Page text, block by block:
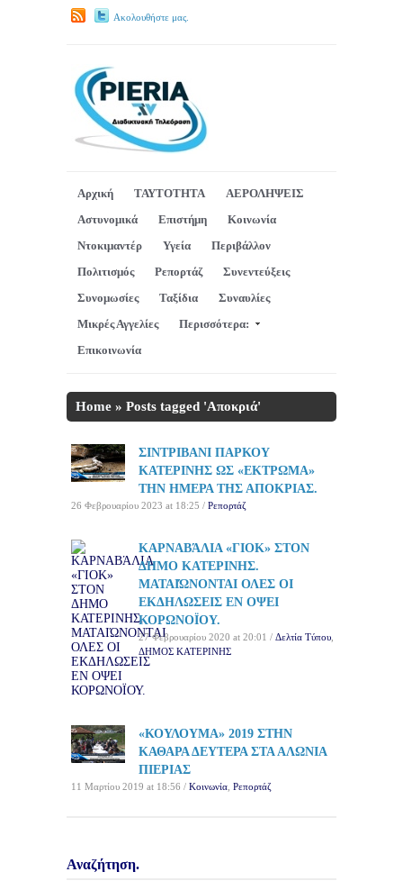
Ακολουθήστε μας.
Αρχική ΤΑΥΤΟΤΗΤΑ
ΑΕΡΟΛΗΨΕΙΣ
Αστυνομικά
Επιστήμη
Κοινωνία
Ντοκιμαντέρ
Υγεία
Περιβάλλον
Πολιτισμός
Ρεπορτάζ
Συνεντεύξεις
Συνομωσίες
Ταξίδια
Συναυλίες
Μικρές Αγγελίες
Περισσότερα:
Επικοινωνία
Home » Posts tagged 'Αποκριά'
ΣΙΝΤΡΙΒΑΝΙ ΠΑΡΚΟΥ
ΚΑΤΕΡΙΝΗΣ ΩΣ «ΕΚΤΡΩΜΑ»
ΤΗΝ ΗΜΕΡΑ ΤΗΣ ΑΠΟΚΡΙΑΣ.
26 Φεβρουαρίου 2023 at 18:25 / Ρεπορτάζ
ΚΑΡΝΑΒΆΛΙΑ «ΓΙΟΚ» ΣΤΟΝ
ΔΗΜΟ ΚΑΤΕΡΙΝΗΣ.
ΜΑΤΑΙΏΝΟΝΤΑΙ ΟΛΕΣ ΟΙ
ΕΚΔΗΛΩΣΕΙΣ ΕΝ ΟΨΕΙ
ΚΟΡΩΝΟΪΟΥ.
27 Φεβρουαρίου 2020 at 20:01 / Δελτία Τύπου
ΔΗΜΟΣ ΚΑΤΕΡΙΝΗΣ
«ΚΟΥΛΟΥΜΑ» 2019 ΣΤΗΝ
ΚΑΘΑΡΑ ΔΕΥΤΕΡΑ ΣΤΑ ΑΛΩΝΙΑ
ΠΙΕΡΙΑΣ
11 Μαρτίου 2019 at 18:56 / Κοινωνία Ρεπορτάζ
Αναζήτηση.